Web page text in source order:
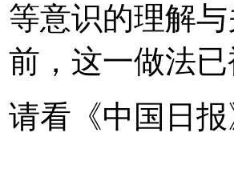
等意识的理解
前，这一做法已
请看《中国日